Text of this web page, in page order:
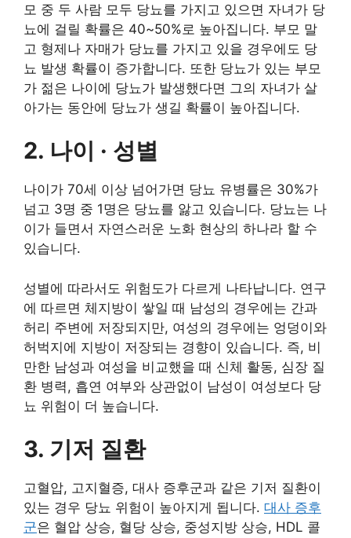
모 중 두 사람 모두 당뇨를 가지고 있으면 자녀가 당
뇨에 걸릴 확률은 40~50%로 높아집니다. 부모 말
고 형제나 자매가 당뇨를 가지고 있을 경우에도 당
뇨 발생 확률이 증가합니다. 또한 당뇨가 있는 부모
가 젊은 나이에 당뇨가 발생했다면 그의 자녀가 살
아가는 동안에 당뇨가 생길 확률이 높아집니다.
2. 나이 · 성별
나이가 70세 이상 넘어가면 당뇨 유병률은 30%가
넘고 3명 중 1명은 당뇨를 앓고 있습니다. 당뇨는 나
이가 들면서 자연스러운 노화 현상의 하나라 할 수
있습니다.
성별에 따라서도 위험도가 다르게 나타납니다. 연구
에 따르면 체지방이 쌓일 때 남성의 경우에는 간과
허리 주변에 저장되지만, 여성의 경우에는 엉덩이와
허벅지에 지방이 저장되는 경향이 있습니다. 즉, 비
만한 남성과 여성을 비교했을 때 신체 활동, 심장 질
환 병력, 흡연 여부와 상관없이 남성이 여성보다 당
뇨 위험이 더 높습니다.
3. 기저 질환
고혈압, 고지혈증, 대사 증후군과 같은 기저 질환이
있는 경우 당뇨 위험이 높아지게 됩니다. 대사 증후
군은 혈압 상승, 혈당 상승, 중성지방 상승, HDL 콜